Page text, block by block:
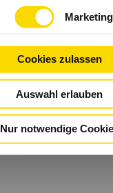
Marketing
Cookies zulassen
Auswahl erlauben
Nur notwendige